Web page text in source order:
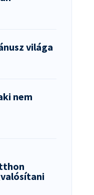
világa
nem